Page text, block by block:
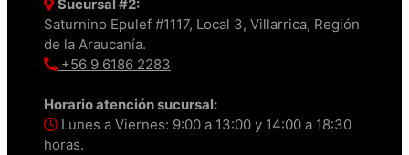
Sucursal #2:
Saturnino Epulef #1117, Local 3, Villarrica, Región
de la Araucanía.
+56 9 6186 2283
Horario atención sucursal:
Lunes a Viernes: 9:00 a 13:00 y 14:00 a 18:30
horas.